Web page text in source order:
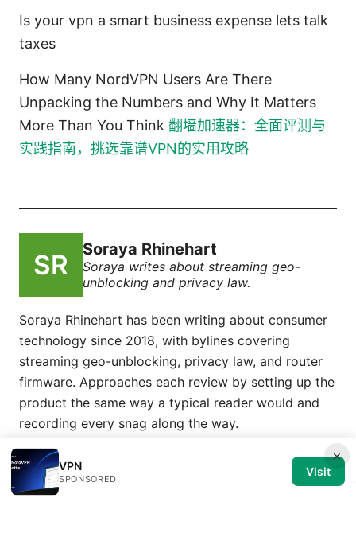
Is your vpn a smart business expense lets talk
taxes
How Many NordVPN Users Are There
Unpacking the Numbers and Why It Matters
More Than You Think 翻墙加速器：全面评测与
实践指南，挑选靠谱VPN的实用攻略
Soraya Rhinehart
Soraya writes about streaming geo-
unblocking and privacy law.
Soraya Rhinehart has been writing about consumer
technology since 2018, with bylines covering
streaming geo-unblocking, privacy law, and router
firmware. Approaches each review by setting up the
product the same way a typical reader would and
recording every snag along the way.
×
VPN
SPONSORED
Visit